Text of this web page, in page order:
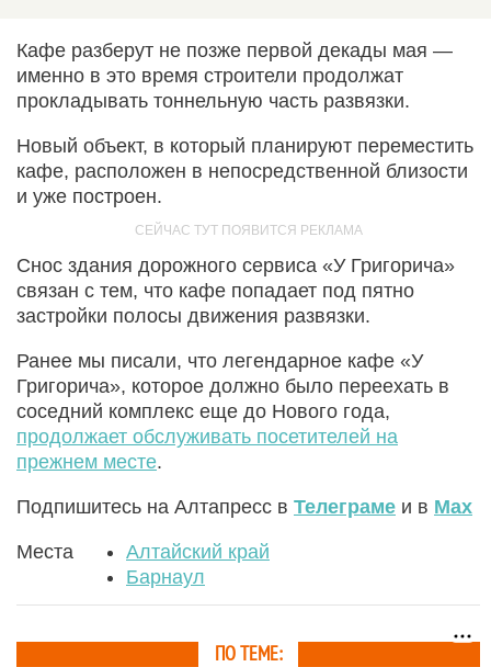
Кафе разберут не позже первой декады мая —
именно в это время строители продолжат
прокладывать тоннельную часть развязки.
Новый объект, в который планируют переместить
кафе, расположен в непосредственной близости
и уже построен.
Снос здания дорожного сервиса «У Григорича»
связан с тем, что кафе попадает под пятно
застройки полосы движения развязки.
Ранее мы писали, что легендарное кафе «У
Григорича», которое должно было переехать в
соседний комплекс еще до Нового года,
продолжает обслуживать посетителей на
прежнем месте.
Подпишитесь на Алтапресс в Телеграме и в Max
Места
Алтайский край
Барнаул
ПО ТЕМЕ: